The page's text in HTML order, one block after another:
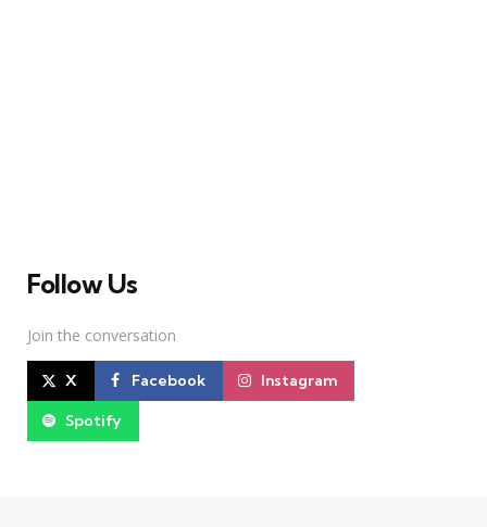
Follow Us
Join the conversation
X Facebook Instagram
Spotify